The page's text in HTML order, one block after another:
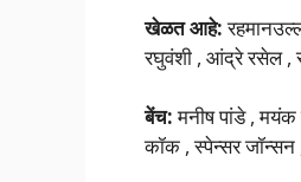
खेळत आहे:
रघुवंशी , आंद्रे रसेल ,
बेंच:मनीष पांडे , मयंक
कॉक , स्पेन्सर जॉन्सन